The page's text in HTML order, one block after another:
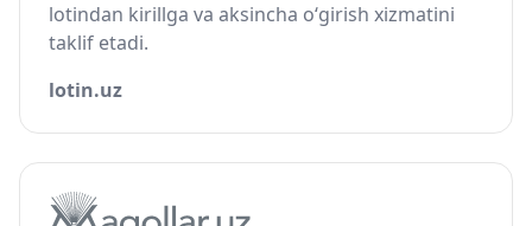
lotindan kirillga va aksincha o‘girish xizmatini
taklif etadi.
lotin.uz